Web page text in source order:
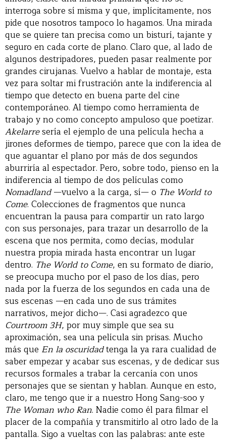
interroga sobre sí misma y que, implícitamente, nos
pide que nosotros tampoco lo hagamos. Una mirada
que se quiere tan precisa como un bisturí, tajante y
seguro en cada corte de plano. Claro que, al lado de
algunos destripadores, pueden pasar realmente por
grandes cirujanas. Vuelvo a hablar de montaje, esta
vez para soltar mi frustración ante la indiferencia al
tiempo que detecto en buena parte del cine
contemporáneo. Al tiempo como herramienta de
trabajo y no como concepto ampuloso que poetizar.
Akelarresería el ejemplo de una película hecha a
jirones deformes de tiempo, parece que con la idea de
que aguantar el plano por más de dos segundos
aburriría al espectador. Pero, sobre todo, pienso en la
indiferencia al tiempo de dos películas como
Nomadland—vuelvo a la carga, sí— o The World to
Come. Colecciones de fragmentos que nunca
encuentran la pausa para compartir un rato largo
con sus personajes, para trazar un desarrollo de la
escena que nos permita, como decías, modular
nuestra propia mirada hasta encontrar un lugar
dentro. The World to Come, en su formato de diario,
se preocupa mucho por el paso de los días, pero
nada por la fuerza de los segundos en cada una de
sus escenas —en cada uno de sus trámites
narrativos, mejor dicho—. Casi agradezco que
Courtroom 3H, por muy simple que sea su
aproximación, sea una película sin prisas. Mucho
más que En la oscuridadtenga la ya rara cualidad de
saber empezar y acabar sus escenas, y de dedicar sus
recursos formales a trabar la cercanía con unos
personajes que se sientan y hablan. Aunque en esto,
claro, me tengo que ir a nuestro Hong Sang-soo y
The Woman who Ran. Nadie como él para filmar el
placer de la compañía y transmitirlo al otro lado de la
pantalla. Sigo a vueltas con las palabras: ante este